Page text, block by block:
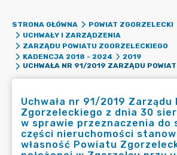
STRONA GŁÓWNA
POWIAT ZGORZELECKI
UCHWAŁY I ZARZĄDZENIA
ZARZĄDU POWIATU ZGORZELECKIEGO
KADENCJA 2018 - 2024
2019
Uchwała nr 91/2019 Zarządu
Zgorzeleckiego z dnia 30
w sprawie przeznaczenia do
części nieruchomości
własność Powiatu